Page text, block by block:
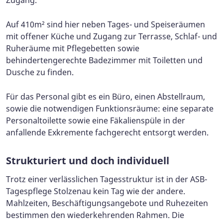
Auf 410m² sind hier neben Tages- und Speiseräumen
mit offener Küche und Zugang zur Terrasse, Schlaf- und
Ruheräume mit Pflegebetten sowie
behindertengerechte Badezimmer mit Toiletten und
Dusche zu finden.
Für das Personal gibt es ein Büro, einen Abstellraum,
sowie die notwendigen Funktionsräume: eine separate
Personaltoilette sowie eine Fäkalienspüle in der
anfallende Exkremente fachgerecht entsorgt werden.
Strukturiert und doch individuell
Trotz einer verlässlichen Tagesstruktur ist in der ASB-
Tagespflege Stolzenau kein Tag wie der andere.
Mahlzeiten, Beschäftigungsangebote und Ruhezeiten
bestimmen den wiederkehrenden Rahmen. Die